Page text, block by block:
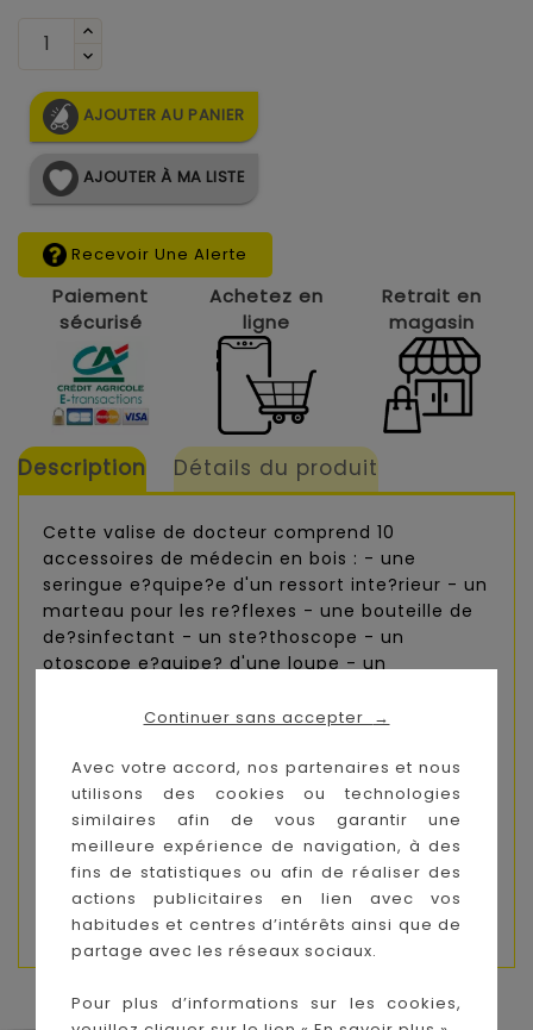
Continuer sans accepter →
Avec votre accord, nos partenaires et nous
utilisons des cookies ou technologies
similaires afin de vous garantir une
meilleure expérience de navigation, à des
fins de statistiques ou afin de réaliser des
actions publicitaires en lien avec vos
habitudes et centres d’intérêts ainsi que de
partage avec les réseaux sociaux.
Pour plus d’informations sur les cookies,
AJOUTER AU PANIER
AJOUTER À MA LISTE
Recevoir Une Alerte
Paiement
sécurisé
Achetez en
ligne
Retrait en
magasin
Description Détails du produit
Cette valise de docteur comprend 10
accessoires de médecin en bois : - une
seringue e?quipe?e d'un ressort inte?rieur - un
marteau pour les re?flexes - une bouteille de
de?sinfectant - un ste?thoscope - un
otoscope e?quipe? d'une loupe - un
d'ordonnance (30 pages) - un crayon de
Cette jolie mallette rouge et noire est e?
quipe?e d'un zipper en me?tal et de 2 poigne?
es en tissu, pour faire comme les vrais
docteurs !
Dimensions : 24 x 9,5 x 16,5 cm Dès 3 ans